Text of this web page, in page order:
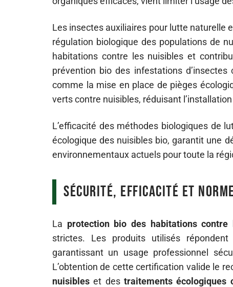
Les insectes auxiliaires pour lutte naturelle
régulation biologique des populations de
habitations contre les nuisibles et
prévention bio des infestations
comme la mise en place de pièges
verts contre nuisibles, réduisant
L’efficacité des méthodes biologiques de
écologique des nuisibles bio, garantit une
environnementaux actuels pour toute la
Sécurité, efficacité et
La protection bio des habitations contre
strictes. Les produits utilisés
garantissant un usage professionnel
L’obtention de cette certification valide le
nuisibles et des traitements écologiques